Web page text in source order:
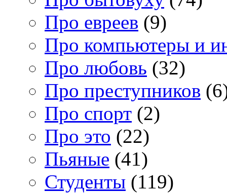
Про евреев (9)
Про компьютеры и
Про любовь (32)
Про преступников
Про спорт (2)
Про это (22)
Пьяные (41)
Студенты (119)